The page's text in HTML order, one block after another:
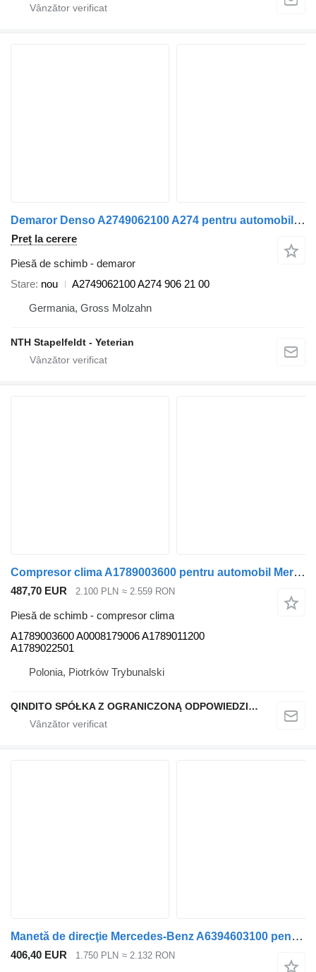
Demaror Denso A2749062100 A274 pentru automobil Mercedes-Benz Vito, Mixto
Preț la cerere
Piesă de schimb - demaror
Stare nou
A2749062100 A274 906 21 00
Germania, Gross Molzahn
NTH Stapelfeldt - Yeterian
Compresor clima A1789003600 pentru automobil Mercedes-Benz VITO
487,70 EUR 2.100 PLN ≈ 2.559 RON
Piesă de schimb - compresor clima
A1789003600 A0008179006 A1789011200
A1789022501
Polonia, Piotrków Trybunalski
QINDITO SPÓŁKA Z OGRANICZONĄ ODPOWIEDZIALNOŚCIĄ
Manetă de direcţie Mercedes-Benz A6394603100 pentru automobil Mercedes-Benz Vito w639
406,40 EUR 1.750 PLN ≈ 2.132 RON